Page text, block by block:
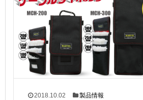
2018.10.02 製品情報